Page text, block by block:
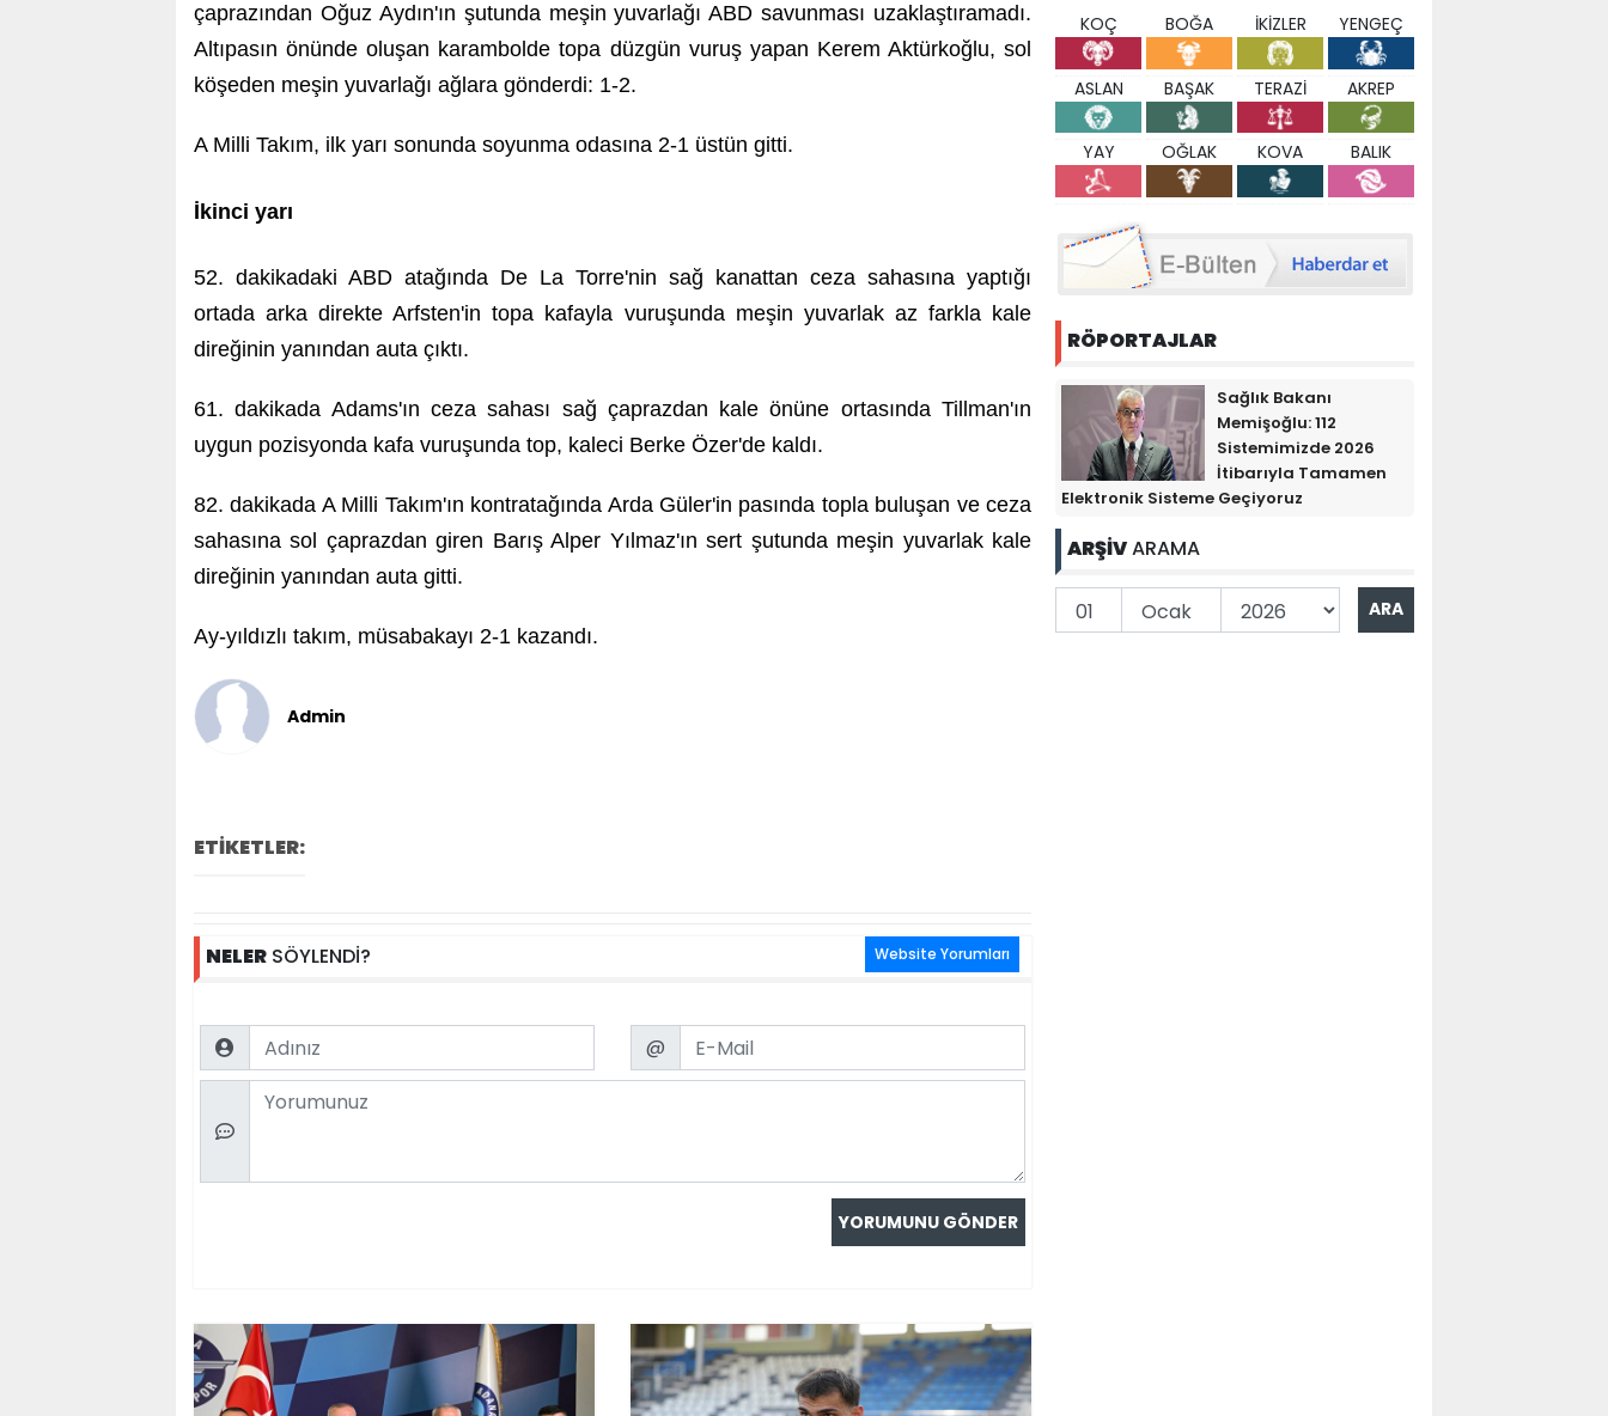
çaprazından Oğuz Aydın'ın şutunda meşin yuvarlağı ABD savunması uzaklaştıramadı.
Altıpasın önünde oluşan karambolde topa düzgün vuruş yapan Kerem Aktürkoğlu, sol
köşeden meşin yuvarlağı ağlara gönderdi: 1-2.
A Milli Takım, ilk yarı sonunda soyunma odasına 2-1 üstün gitti.
İkinci yarı
52. dakikadaki ABD atağında De La Torre'nin sağ kanattan ceza sahasına yaptığı
ortada arka direkte Arfsten'in topa kafayla vuruşunda meşin yuvarlak az farkla kale
direğinin yanından auta çıktı.
61. dakikada Adams'ın ceza sahası sağ çaprazdan kale önüne ortasında Tillman'ın
uygun pozisyonda kafa vuruşunda top, kaleci Berke Özer'de kaldı.
82. dakikada A Milli Takım'ın kontratağında Arda Güler'in pasında topla buluşan ve ceza
sahasına sol çaprazdan giren Barış Alper Yılmaz'ın sert şutunda meşin yuvarlak kale
direğinin yanından auta gitti.
Ay-yıldızlı takım, müsabakayı 2-1 kazandı.
Admin
ETİKETLER:
NELER SÖYLENDİ? Website Yorumları
Name Email
@
Comment
KOÇ BOĞA İKİZLER YENGEÇ
ASLAN BAŞAK TERAZİ AKREP
YAY OĞLAK KOVA BALIK
RÖPORTAJLAR
Sağlık Bakanı
Memişoğlu: 112
Sistemimizde 2026
İtibarıyla Tamamen
Elektronik Sisteme Geçiyoruz
ARŞİVARAMA